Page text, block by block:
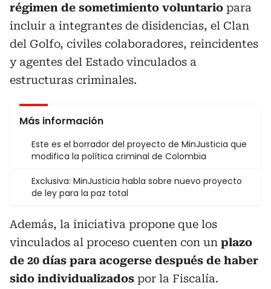
régimen de sometimiento voluntario para
incluir a integrantes de disidencias, el Clan
del Golfo, civiles colaboradores, reincidentes
y agentes del Estado vinculados a
estructuras criminales.
Más información
Este es el borrador del proyecto de MinJusticia que
modifica la política criminal de Colombia
Exclusiva: MinJusticia habla sobre nuevo proyecto
de ley para la paz total
Además, la iniciativa propone que los
vinculados al proceso cuenten con un plazo
de 20 días para acogerse después de haber
sido individualizados por la Fiscalía.